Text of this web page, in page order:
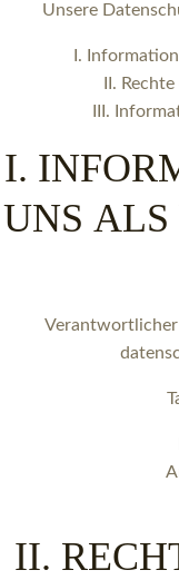
Unsere
I.
II.
III.
I.
UNS
II.